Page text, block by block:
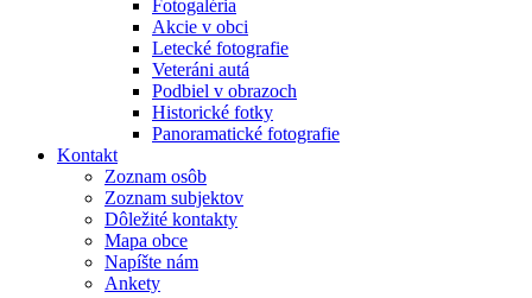
Fotogaléria
Akcie v obci
Letecké fotografie
Veteráni autá
Podbiel v obrazoch
Historické fotky
Panoramatické fotografie
Kontakt
Zoznam osôb
Zoznam subjektov
Dôležité kontakty
Mapa obce
Napíšte nám
Ankety